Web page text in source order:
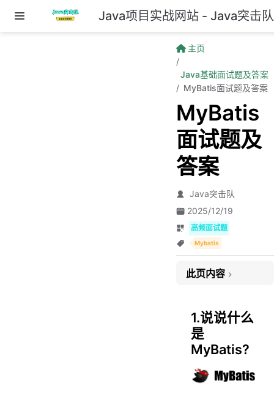
跳至主要內容 Java项目实战网站 - Java突击队
主页
Java基础面试题及答案
MyBatis面试题及答案
MyBatis
面试题及
答案
Java突击队
2025/12/19
高频面试题
Mybatis
此页内容
1.说说什么
是
MyBatis?